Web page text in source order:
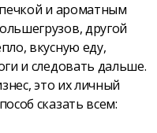
и ароматным
другой
вкусную еду,
и следовать дальше.
это их личный
сказать всем: